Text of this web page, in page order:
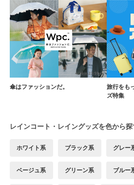
傘はファッションだ。
旅行をも
ズ特集
レインコート・レイングッズを色から探
ホワイト系 ブラック系 グレー
ベージュ系 グリーン系 ブルー